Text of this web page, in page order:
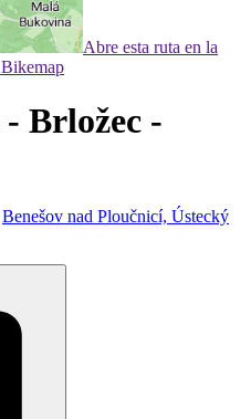
Abre esta ruta en la
Brložec -
Benešov nad Ploučnicí, Ústecký